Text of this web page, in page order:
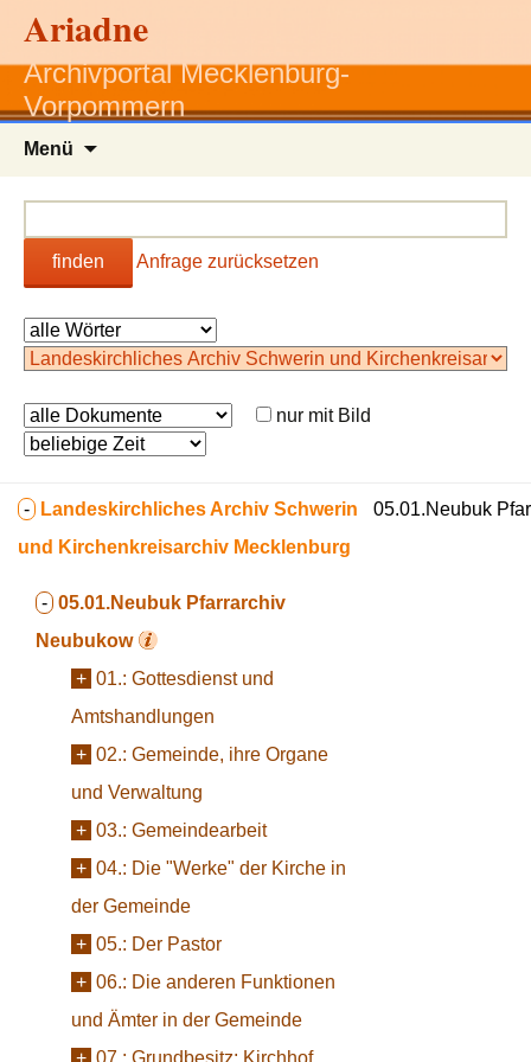
Ariadne
Archivportal Mecklenburg-
Vorpommern
Menü
finden Anfrage zurücksetzen
nur mit Bild
- Landeskirchliches Archiv Schwerin
und Kirchenkreisarchiv Mecklenburg
- 05.01.Neubuk Pfarrarchiv
Neubukow
+ 01.: Gottesdienst und
Amtshandlungen
+ 02.: Gemeinde, ihre Organe
und Verwaltung
+ 03.: Gemeindearbeit
+ 04.: Die "Werke" der Kirche in
der Gemeinde
+ 05.: Der Pastor
+ 06.: Die anderen Funktionen
und Ämter in der Gemeinde
+ 07.: Grundbesitz; Kirchhof,
05.01.Neubuk